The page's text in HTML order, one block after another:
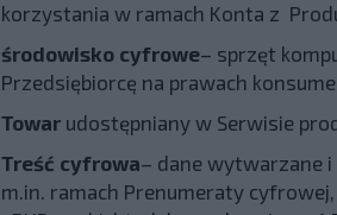
korzystania w ramach Konta z
środowisko cyfrowe– sprzęt
Przedsiębiorcę na prawach
Towar udostępniany w Serwisie
Treść cyfrowa– dane wytwarzane
m.in. ramach Prenumeraty